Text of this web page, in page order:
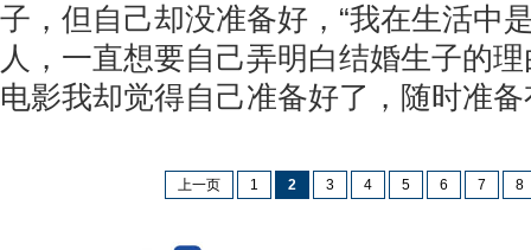
子，但自己却没准备好，“我在生活中
人，一直想要自己弄明白结婚生子的
电影我却觉得自己准备好了，随时准
上一页 1 2 3 4 5 6 7 8